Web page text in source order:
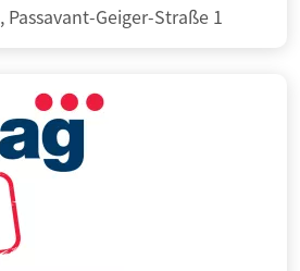
Passavant-Geiger-Straße 1